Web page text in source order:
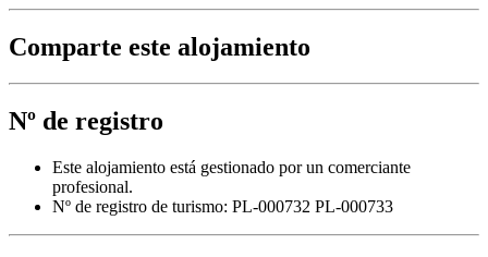
Comparte este alojamiento
Nº de registro
Este alojamiento está gestionado por un comerciante
profesional.
Nº de registro de turismo: PL-000732 PL-000733